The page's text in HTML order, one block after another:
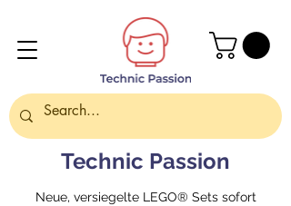
Neue, versiegelte LEGO® Sets sofort
Technic Passion